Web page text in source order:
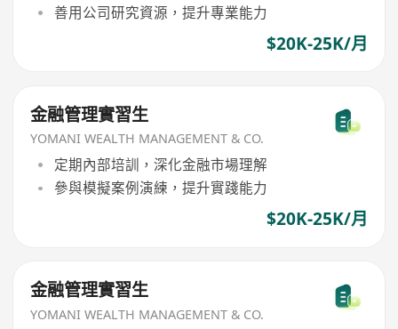
善用公司研究資源，提升專業能力
$20K-25K/月
金融管理實習生
YOMANI WEALTH MANAGEMENT & CO.
定期內部培訓，深化金融市場理解
參與模擬案例演練，提升實踐能力
$20K-25K/月
金融管理實習生
YOMANI WEALTH MANAGEMENT & CO.